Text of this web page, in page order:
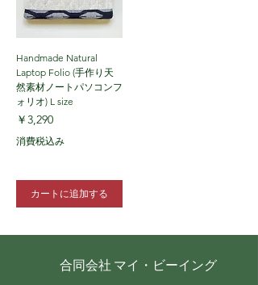
Handmade Natural
Laptop Folio (手作り天
然素材ノートパソコンフ
ォリオ) L size
価格
￥3,290
消費税込み
カートに追加する
合同会社 マイ・ビーイング